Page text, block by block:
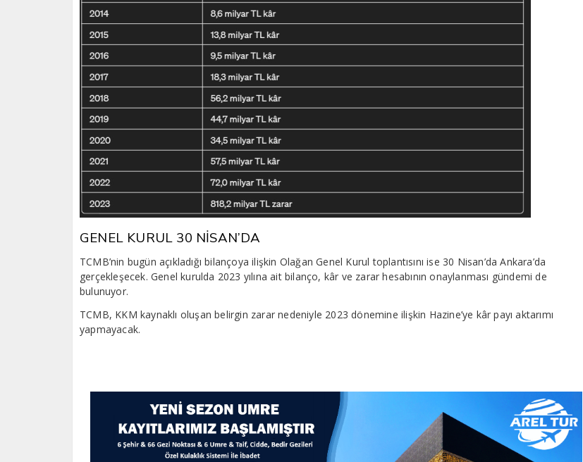
GENEL KURUL 30 NİSAN’DA
TCMB’nin bugün açıkladığı bilançoya ilişkin Olağan Genel Kurul toplantısını ise 30 Nisan’da Ankara’da
gerçekleşecek. Genel kurulda 2023 yılına ait bilanço, kâr ve zarar hesabının onaylanması gündemi de
bulunuyor.
TCMB, KKM kaynaklı oluşan belirgin zarar nedeniyle 2023 dönemine ilişkin Hazine’ye kâr payı aktarımı
yapmayacak.